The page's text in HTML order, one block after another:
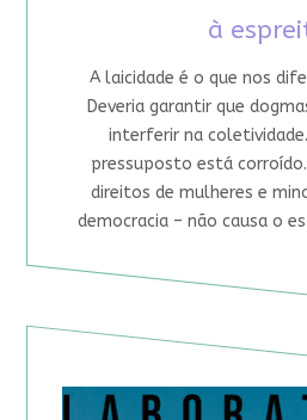
à
A laicidade é o que nos
Deveria garantir que
interferir na
pressuposto está
direitos de mulheres e
democracia – não causa o